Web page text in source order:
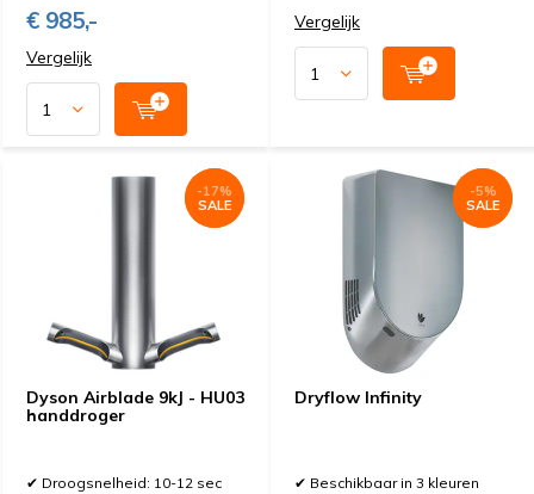
€ 985,-
Vergelijk
Vergelijk
Dyson Airblade 9kJ - HU03
handdroger
✔ Droogsnelheid: 10-12 sec
-17%
SALE
-17%
SALE
Dryflow Infinity
✔ Beschikbaar in 3 kleuren
-5%
SALE
-5%
SALE